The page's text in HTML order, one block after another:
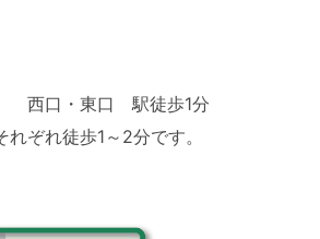
」 西口・東口 駅徒歩1分
ぞれ徒歩1～2分です。